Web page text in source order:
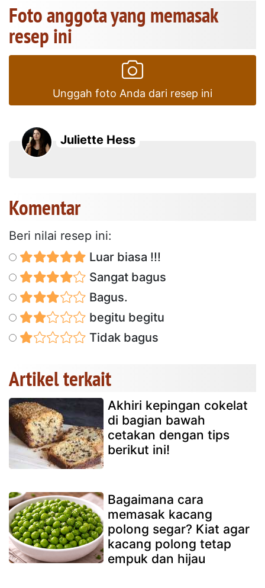
Foto anggota yang memasak
resep ini
Unggah foto Anda dari resep ini
Juliette Hess
Komentar
Beri nilai resep ini:
Luar biasa !!!
Sangat bagus
Bagus.
begitu begitu
Tidak bagus
Artikel terkait
Akhiri kepingan cokelat
di bagian bawah
cetakan dengan tips
berikut ini!
Bagaimana cara
memasak kacang
polong segar? Kiat agar
kacang polong tetap
empuk dan hijau